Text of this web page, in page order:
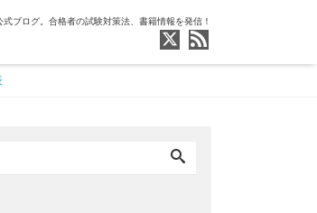
ブログ。合格者の試験対策法、書籍情報を発信！